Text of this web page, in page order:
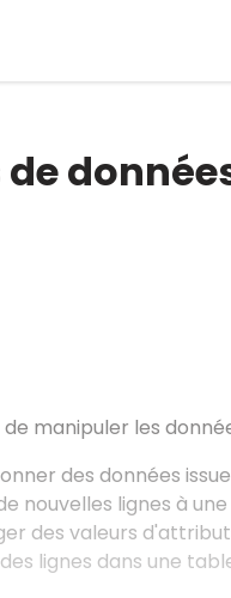
manipuler les
des données
nouvelles lignes à
des valeurs
lignes dans une